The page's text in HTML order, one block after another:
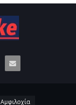
Αμφιλοχία